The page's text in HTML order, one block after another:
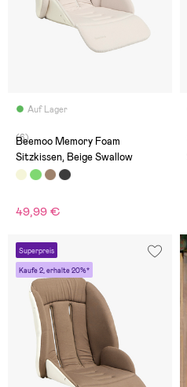
Auf Lager
(6)
Beemoo Memory Foam
Sitzkissen, Beige Swallow
49,99 €
Superpreis
Kaufe 2, erhalte 20%*